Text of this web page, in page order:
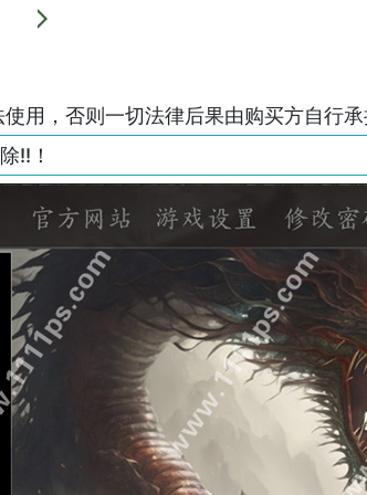
用，否则一切法律后果由购买方自行
!!！